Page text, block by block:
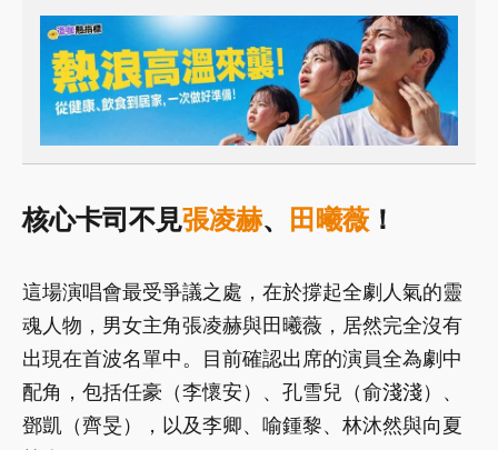
核心卡司不見張凌赫、 田曦薇！
這場演唱會最受爭議之處，在於撐起全劇人氣的靈
魂人物，男女主角張凌赫與田曦薇，居然完全沒有
出現在首波名單中。目前確認出席的演員全為劇中
配角，包括任豪（李懷安）、孔雪兒（俞淺淺）、
鄧凱（齊旻），以及李卿、喻鍾黎、林沐然與向夏